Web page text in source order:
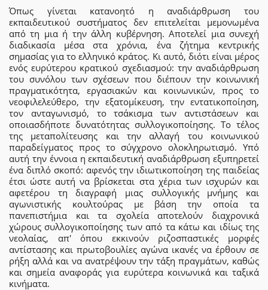
Όπως γίνεται κατανοητό η αναδιάρθρωση του
εκπαιδευτικού συστήματος δεν επιτελείται μεμονωμένα
από τη μια ή την άλλη κυβέρνηση. Αποτελεί μια συνεχή
διαδικασία μέσα στα χρόνια, ένα ζήτημα κεντρικής
σημασίας για το ελληνικό κράτος. Κι αυτό, διότι είναι μέρος
ενός ευρύτερου κρατικού σχεδιασμού: την αναδιάρθρωση
του συνόλου των σχέσεων που διέπουν την κοινωνική
πραγματικότητα, εργασιακών και κοινωνικών, προς το
νεοφιλελεύθερο, την εξατομίκευση, την εντατικοποίηση,
τον ανταγωνισμό, το τσάκισμα των αντιστάσεων και
οποιασδήποτε δυνατότητας συλλογικοποίησης. Το τέλος
της μεταπολίτευσης και την αλλαγή του κοινωνικού
παραδείγματος προς το σύγχρονο ολοκληρωτισμό. Υπό
αυτή την έννοια η εκπαιδευτική αναδιάρθρωση εξυπηρετεί
ένα διπλό σκοπό: αφενός την ιδιωτικοποίηση της παιδείας
έτσι ώστε αυτή να βρίσκεται στα χέρια των ισχυρών και
αφετέρου τη διαγραφή μιας συλλογικής μνήμης και
αγωνιστικής κουλτούρας με βάση την οποία τα
πανεπιστήμια και τα σχολεία αποτελούν διαχρονικά
χώρους συλλογικοποίησης των από τα κάτω και ιδίως της
νεολαίας, απ' όπου εκκινούν ριζοσπαστικές μορφές
αντίστασης και πρωτοβουλίες αγώνα ικανές να έρθουν σε
ρήξη αλλά και να ανατρέψουν την τάξη πραγμάτων, καθώς
και σημεία αναφοράς για ευρύτερα κοινωνικά και ταξικά
κινήματα.